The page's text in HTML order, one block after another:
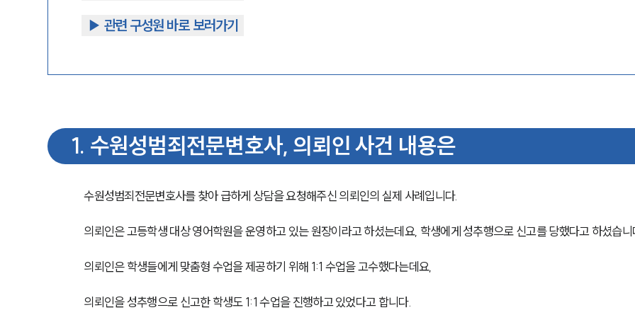
▶︎ 관련 구성원 바로 보러가기
1. 수원성범죄전문변호사, 의뢰인 사건 내용은
수원성범죄전문변호사를 찾아 급하게 상담을 요청해주신 의뢰인의 실제 사례입니다.
의뢰인은 고등학생 대상 영어학원을 운영하고 있는 원장이라고 하셨는데요, 학생에게 성추행으로 신고를 당했다고 하셨습니
의뢰인은 학생들에게 맞춤형 수업을 제공하기 위해 1:1 수업을 고수했다는데요,
의뢰인을 성추행으로 신고한 학생도 1:1 수업을 진행하고 있었다고 합니다.